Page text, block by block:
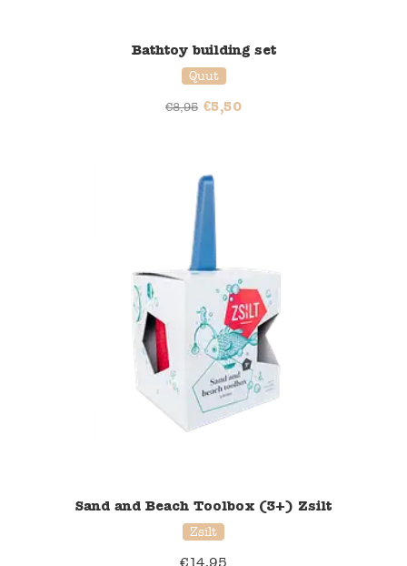
Bathtoy building set
Quut
€8,95 €5,50
Sand and Beach Toolbox (3+) Zsilt
Zsilt